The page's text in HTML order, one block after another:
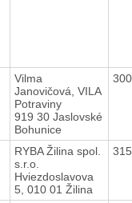
Vilma
Janovičová, VILA
Potraviny
919 30 Jaslovské
Bohunice
RYBA Žilina spol.
s.r.o.
Hviezdoslavova
5, 010 01 Žilina